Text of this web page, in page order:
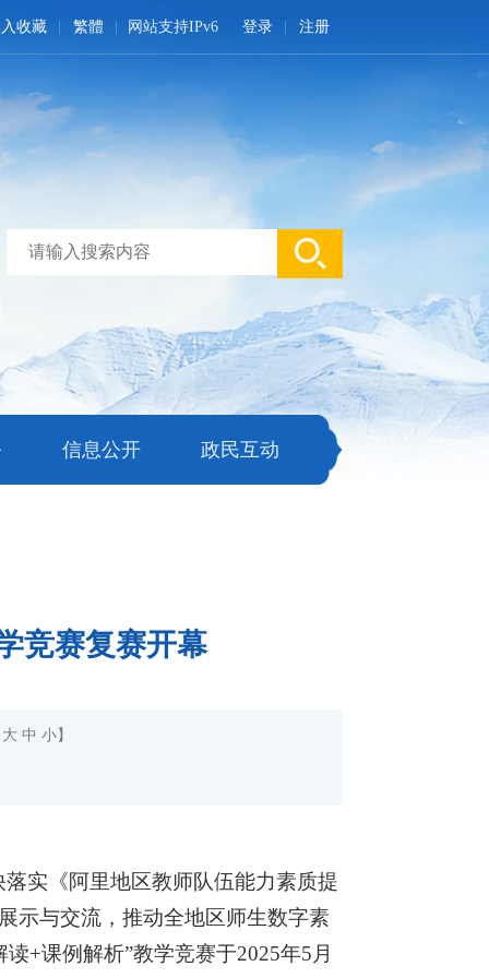
登录 注册
网站支持IPv6
收藏 繁體
信息公开 政民互动
竞赛复赛开幕
大 中 小】
实《阿里地区教师队伍能力素质提
示与交流，推动全地区师生数字素
+课例解析”教学竞赛于2025年5月